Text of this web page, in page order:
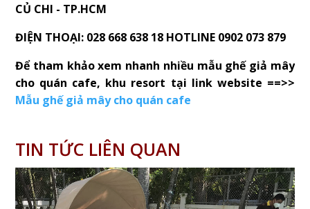
CỦ CHI - TP.HCM
ĐIỆN THOẠI: 028 668 638 18 HOTLINE 0902 073 879
Để tham khảo xem nhanh nhiều mẫu ghế giả mây
cho quán cafe, khu resort tại link website ==>>
Mẫu ghế giả mây cho quán cafe
TIN TỨC LIÊN QUAN